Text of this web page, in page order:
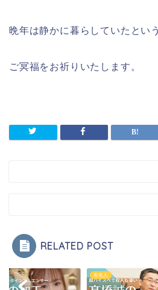
晩年は静かに暮らしていたとい
ご冥福をお祈りいたします。
RELATED POST
有名人